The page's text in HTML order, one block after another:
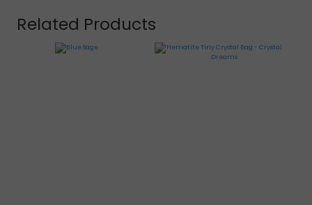
Related Products